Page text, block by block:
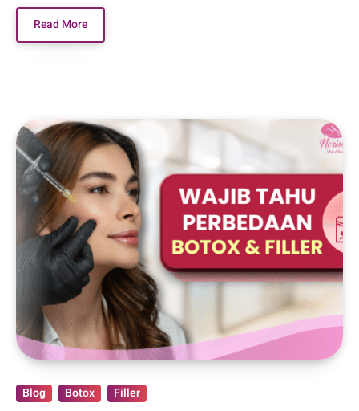
Read More
Blog Botox Filler